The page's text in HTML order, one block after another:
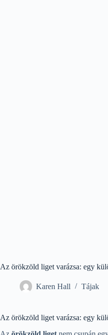
Az örökzöld liget varázsa: egy
Karen Hall Tájak
Az örökzöld liget varázsa: egy